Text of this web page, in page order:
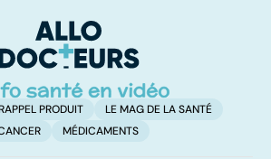
PRODUIT
LE MAG DE LA SANTÉ
MÉDICAMENTS